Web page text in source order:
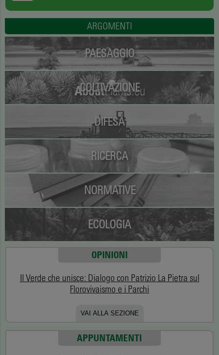
ARGOMENTI
PAESAGGIO
COLTIVAZIONE
DIFESA
RICERCA
NORMATIVE
ECOLOGIA
OPINIONI
Il Verde che unisce: Dialogo con Patrizio La Pietra sul
Florovivaismo e i Parchi
VAI ALLA SEZIONE
APPUNTAMENTI